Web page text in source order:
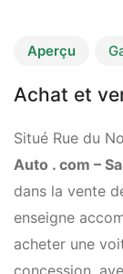
Aperçu
Achat et
Situé Rue du
Auto . com –
dans la vente
enseigne
acheter une